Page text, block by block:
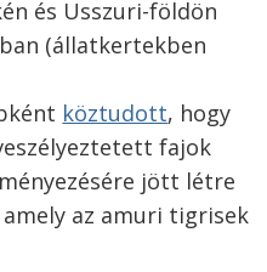
és Usszuri-földön
(állatkertekben
köztudott, hogy
fajok
jött létre
az amuri tigrisek